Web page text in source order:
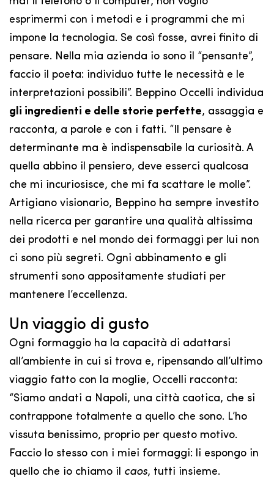
esprimermi con i metodi e i programmi che mi
impone la tecnologia. Se così fosse, avrei finito di
pensare. Nella mia azienda io sono il “pensante”,
faccio il poeta: individuo tutte le necessità e le
interpretazioni possibili”. Beppino Occelli individua
gli ingredienti e delle storie perfette, assaggia e
racconta, a parole e con i fatti. “Il pensare è
determinante ma è indispensabile la curiosità. A
quella abbino il pensiero, deve esserci qualcosa
che mi incuriosisce, che mi fa scattare le molle”.
Artigiano visionario, Beppino ha sempre investito
nella ricerca per garantire una qualità altissima
dei prodotti e nel mondo dei formaggi per lui non
ci sono più segreti. Ogni abbinamento e gli
strumenti sono appositamente studiati per
mantenere l’eccellenza.
Un viaggio di gusto
Ogni formaggio ha la capacità di adattarsi
all’ambiente in cui si trova e, ripensando all’ultimo
viaggio fatto con la moglie, Occelli racconta:
“Siamo andati a Napoli, una città caotica, che si
contrappone totalmente a quello che sono. L’ho
vissuta benissimo, proprio per questo motivo.
Faccio lo stesso con i miei formaggi: li espongo in
quello che io chiamo il caos, tutti insieme.